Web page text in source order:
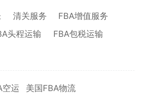
清关服务
FBA增值服务
头程运输
FBA包税运输
空运 美国FBA物流